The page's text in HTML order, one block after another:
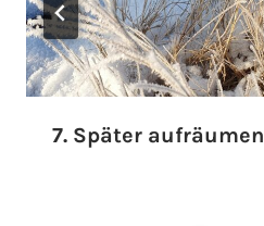
7. Später aufräumen